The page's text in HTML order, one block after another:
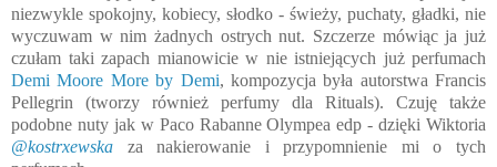
niezwykle spokojny, kobiecy, słodko - świeży, puchaty, gładki, nie
wyczuwam w nim żadnych ostrych nut. Szczerze mówiąc ja już
czułam taki zapach mianowicie w nie istniejących już perfumach
Demi Moore More by Demi, kompozycja była autorstwa Francis
Pellegrin (tworzy również perfumy dla Rituals). Czuję także
podobne nuty jak w Paco Rabanne Olympea edp - dzięki Wiktoria
@kostrxewska za nakierowanie i przypomnienie mi o tych